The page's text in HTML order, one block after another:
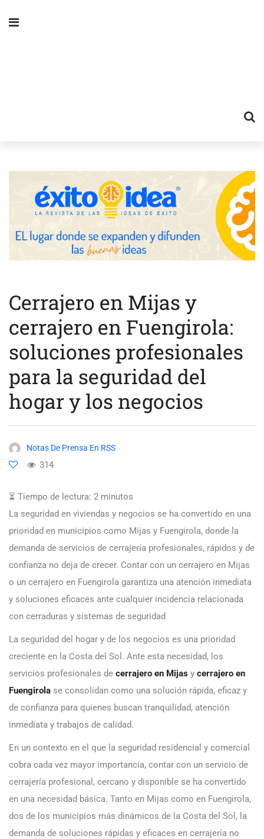
Cerrajero en Mijas y
cerrajero en Fuengirola:
soluciones profesionales
para la seguridad del
hogar y los negocios
Notas De Prensa En RSS
314
⏳ Tiempo de lectura: 2 minutos
La seguridad en viviendas y negocios se ha convertido en una
prioridad en municipios como Mijas y Fuengirola, donde la
demanda de servicios de cerrajería profesionales, rápidos y de
confianza no deja de crecer. Contar con un cerrajero en Mijas
o un cerrajero en Fuengirola garantiza una atención inmediata
y soluciones eficaces ante cualquier incidencia relacionada
con cerraduras y sistemas de seguridad
La seguridad del hogar y de los negocios es una prioridad
creciente en la Costa del Sol. Ante esta necesidad, los
servicios profesionales de cerrajero en Mijas y cerrajero en
Fuengirola se consolidan como una solución rápida, eficaz y
de confianza para quienes buscan tranquilidad, atención
inmediata y trabajos de calidad.
En un contexto en el que la seguridad residencial y comercial
cobra cada vez mayor importancia, contar con un servicio de
cerrajería profesional, cercano y disponible se ha convertido
en una necesidad básica. Tanto en Mijas como en Fuengirola,
dos de los municipios más dinámicos de la Costa del Sol, la
demanda de soluciones rápidas y eficaces en cerrajería no